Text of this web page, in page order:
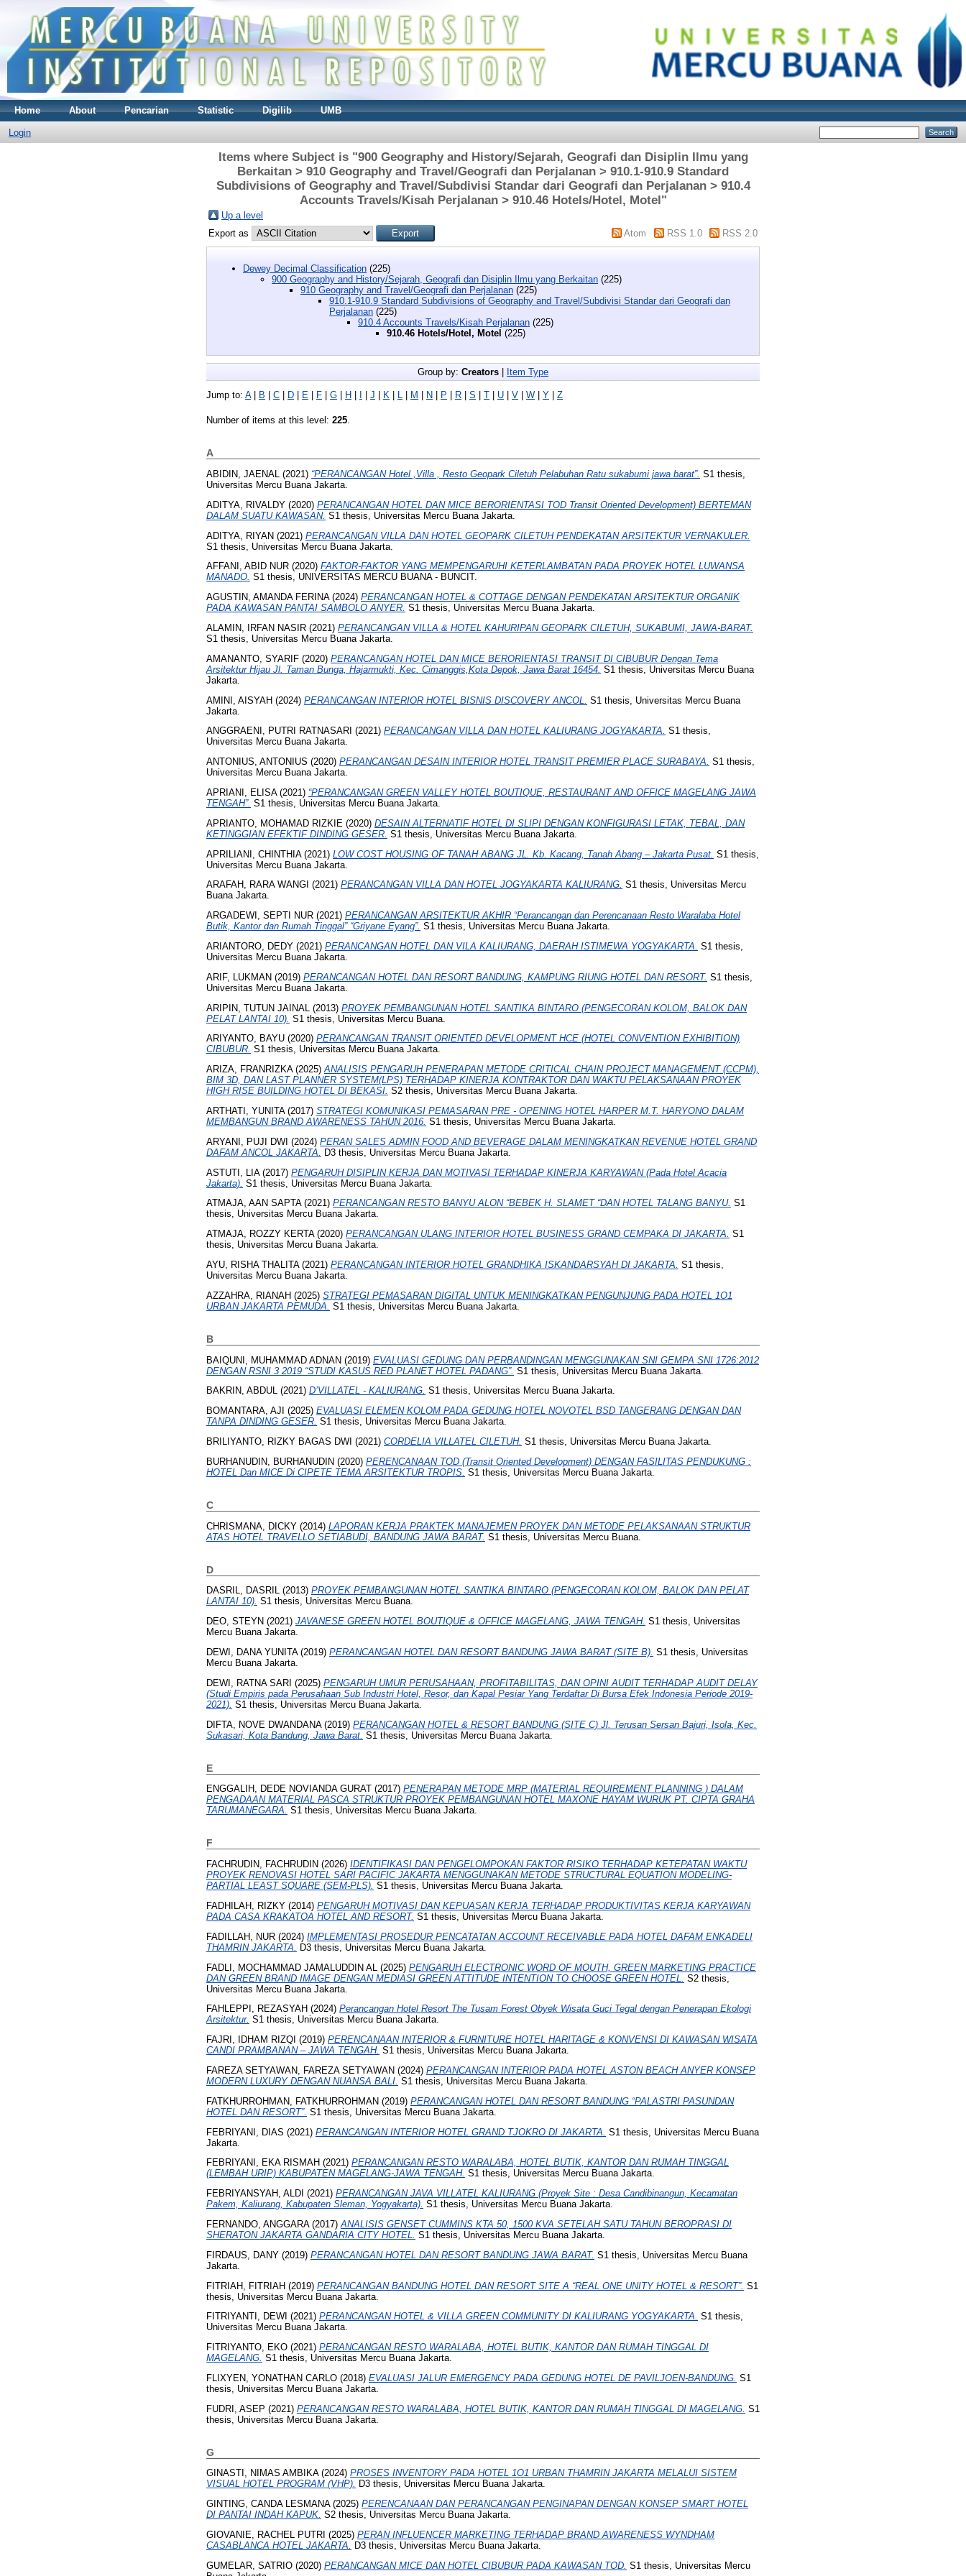
Home About Pencarian Statistic Digilib UMB
Login
Items where Subject is "900 Geography and History/Sejarah, Geografi dan Disiplin Ilmu yang
Berkaitan > 910 Geography and Travel/Geografi dan Perjalanan > 910.1-910.9 Standard
Subdivisions of Geography and Travel/Subdivisi Standar dari Geografi dan Perjalanan > 910.4
Accounts Travels/Kisah Perjalanan > 910.46 Hotels/Hotel, Motel"
Up a level
Export as
Atom RSS 1.0 RSS 2.0
Dewey Decimal Classification (225)
900 Geography and History/Sejarah, Geografi dan Disiplin Ilmu yang Berkaitan (225)
910 Geography and Travel/Geografi dan Perjalanan (225)
910.1-910.9 Standard Subdivisions of Geography and Travel/Subdivisi Standar dari Geografi dan
Perjalanan (225)
910.4 Accounts Travels/Kisah Perjalanan (225)
910.46 Hotels/Hotel, Motel (225)
Group by: Creators Item Type
Jump to: A| B C D E F G H J K L M N P R S T U V W Y Z
Number of items at this level: 225.
A
ABIDIN, JAENAL (2021) “PERANCANGAN Hotel ,Villa , Resto Geopark Ciletuh Pelabuhan Ratu sukabumi jawa barat”. S1 thesis,
Universitas Mercu Buana Jakarta.
ADITYA, RIVALDY (2020) PERANCANGAN HOTEL DAN MICE BERORIENTASI TOD Transit Oriented Development) BERTEMAN
DALAM SUATU KAWASAN. S1 thesis, Universitas Mercu Buana Jakarta.
ADITYA, RIYAN (2021) PERANCANGAN VILLA DAN HOTEL GEOPARK CILETUH PENDEKATAN ARSITEKTUR VERNAKULER.
S1 thesis, Universitas Mercu Buana Jakarta.
AFFANI, ABID NUR (2020) FAKTOR-FAKTOR YANG MEMPENGARUHI KETERLAMBATAN PADA PROYEK HOTEL LUWANSA
MANADO. S1 thesis, UNIVERSITAS MERCU BUANA - BUNCIT.
AGUSTIN, AMANDA FERINA(2024) PERANCANGAN HOTEL & COTTAGE DENGAN PENDEKATAN ARSITEKTUR ORGANIK
PADA KAWASAN PANTAI SAMBOLO ANYER. S1 thesis, Universitas Mercu Buana Jakarta.
ALAMIN, IRFAN NASIR (2021) PERANCANGAN VILLA & HOTEL KAHURIPAN GEOPARK CILETUH, SUKABUMI, JAWA-BARAT.
S1 thesis, Universitas Mercu Buana Jakarta.
AMANANTO, SYARIF (2020) PERANCANGAN HOTEL DAN MICE BERORIENTASI TRANSIT DI CIBUBUR Dengan Tema
Arsitektur Hijau Jl. Taman Bunga, Hajarmukti, Kec. Cimanggis,Kota Depok, Jawa Barat 16454. S1 thesis, Universitas Mercu Buana
Jakarta.
AMINI, AISYAH (2024) PERANCANGAN INTERIOR HOTEL BISNIS DISCOVERY ANCOL.
S1 thesis, Universitas Mercu Buana
Jakarta.
ANGGRAENI, PUTRI RATNASARI (2021) PERANCANGAN VILLA DAN HOTEL KALIURANG JOGYAKARTA. S1 thesis,
Universitas Mercu Buana Jakarta.
ANTONIUS, ANTONIUS (2020) PERANCANGAN DESAIN INTERIOR HOTEL TRANSIT PREMIER PLACE SURABAYA. S1 thesis,
Universitas Mercu Buana Jakarta.
APRIANI, ELISA(2021) “PERANCANGAN GREEN VALLEY HOTEL BOUTIQUE, RESTAURANT AND OFFICE MAGELANG JAWA
TENGAH”. S1 thesis, Universitas Mercu Buana Jakarta.
APRIANTO, MOHAMAD RIZKIE (2020) DESAIN ALTERNATIF HOTEL DI SLIPI DENGAN KONFIGURASI LETAK, TEBAL, DAN
KETINGGIAN EFEKTIF DINDING GESER. S1 thesis, Universitas Mercu Buana Jakarta.
APRILIANI, CHINTHIA(2021) LOW COST HOUSING OF TANAH ABANG JL. Kb. Kacang, Tanah Abang – Jakarta Pusat. S1 thesis,
Universitas Mercu Buana Jakarta.
ARAFAH, RARA WANGI (2021) PERANCANGAN VILLA DAN HOTEL JOGYAKARTA KALIURANG. S1 thesis, Universitas Mercu
Buana Jakarta.
ARGADEWI, SEPTI NUR (2021) PERANCANGAN ARSITEKTUR AKHIR “Perancangan dan Perencanaan Resto Waralaba Hotel
Butik, Kantor dan Rumah Tinggal” “Griyane Eyang”. S1 thesis, Universitas Mercu Buana Jakarta.
ARIANTORO, DEDY (2021) PERANCANGAN HOTEL DAN VILA KALIURANG, DAERAH ISTIMEWA YOGYAKARTA. S1 thesis,
Universitas Mercu Buana Jakarta.
ARIF, LUKMAN (2019) PERANCANGAN HOTEL DAN RESORT BANDUNG, KAMPUNG RIUNG HOTEL DAN RESORT. S1 thesis,
Universitas Mercu Buana Jakarta.
ARIPIN, TUTUN JAINAL (2013) PROYEK PEMBANGUNAN HOTEL SANTIKA BINTARO (PENGECORAN KOLOM, BALOK DAN
PELAT LANTAI 10). S1 thesis, Universitas Mercu Buana.
ARIYANTO, BAYU (2020) PERANCANGAN TRANSIT ORIENTED DEVELOPMENT HCE (HOTEL CONVENTION EXHIBITION)
CIBUBUR. S1 thesis, Universitas Mercu Buana Jakarta.
ARIZA, FRANRIZKA(2025)ANALISIS PENGARUH PENERAPAN METODE CRITICAL CHAIN PROJECT MANAGEMENT (CCPM),
BIM 3D, DAN LAST PLANNER SYSTEM(LPS) TERHADAP KINERJA KONTRAKTOR DAN WAKTU PELAKSANAAN PROYEK
HIGH RISE BUILDING HOTEL DI BEKASI. S2 thesis, Universitas Mercu Buana Jakarta.
ARTHATI, YUNITA(2017) STRATEGI KOMUNIKASI PEMASARAN PRE - OPENING HOTEL HARPER M.T. HARYONO DALAM
MEMBANGUN BRAND AWARENESS TAHUN 2016. S1 thesis, Universitas Mercu Buana Jakarta.
ARYANI, PUJI DWI (2024) PERAN SALES ADMIN FOOD AND BEVERAGE DALAM MENINGKATKAN REVENUE HOTEL GRAND
DAFAM ANCOL JAKARTA.
D3 thesis, Universitas Mercu Buana Jakarta.
ASTUTI, LIA(2017) PENGARUH DISIPLIN KERJA DAN MOTIVASI TERHADAP KINERJA KARYAWAN (Pada Hotel Acacia
Jakarta). S1 thesis, Universitas Mercu Buana Jakarta.
ATMAJA, AAN SAPTA(2021) PERANCANGAN RESTO BANYU ALON “BEBEK H. SLAMET “DAN HOTEL TALANG BANYU. S1
thesis, Universitas Mercu Buana Jakarta.
ATMAJA, ROZZY KERTA(2020) PERANCANGAN ULANG INTERIOR HOTEL BUSINESS GRAND CEMPAKA DI JAKARTA. S1
thesis, Universitas Mercu Buana Jakarta.
AYU, RISHA THALITA(2021) PERANCANGAN INTERIOR HOTEL GRANDHIKA ISKANDARSYAH DI JAKARTA. S1 thesis,
Universitas Mercu Buana Jakarta.
AZZAHRA, RIANAH (2025) STRATEGI PEMASARAN DIGITAL UNTUK MENINGKATKAN PENGUNJUNG PADA HOTEL 1O1
URBAN JAKARTA PEMUDA. S1 thesis, Universitas Mercu Buana Jakarta.
B
BAIQUNI, MUHAMMAD ADNAN (2019) EVALUASI GEDUNG DAN PERBANDINGAN MENGGUNAKAN SNI GEMPA SNI 1726:2012
DENGAN RSNI 3 2019 “STUDI KASUS RED PLANET HOTEL PADANG”. S1 thesis, Universitas Mercu Buana Jakarta.
BAKRIN, ABDUL (2021) D’VILLATEL - KALIURANG. S1 thesis, Universitas Mercu Buana Jakarta.
BOMANTARA, AJI (2025) EVALUASI ELEMEN KOLOM PADA GEDUNG HOTEL NOVOTEL BSD TANGERANG DENGAN DAN
TANPA DINDING GESER. S1 thesis, Universitas Mercu Buana Jakarta.
BRILIYANTO, RIZKY BAGAS DWI (2021) CORDELIA VILLATEL CILETUH. S1 thesis, Universitas Mercu Buana Jakarta.
BURHANUDIN, BURHANUDIN (2020) PERENCANAAN TOD (Transit Oriented Development) DENGAN FASILITAS PENDUKUNG :
HOTEL Dan MICE Di CIPETE TEMA ARSITEKTUR TROPIS. S1 thesis, Universitas Mercu Buana Jakarta.
C
CHRISMANA, DICKY (2014) LAPORAN KERJA PRAKTEK MANAJEMEN PROYEK DAN METODE PELAKSANAAN STRUKTUR
ATAS HOTEL TRAVELLO SETIABUDI, BANDUNG JAWA BARAT. S1 thesis, Universitas Mercu Buana.
D
DASRIL, DASRIL (2013) PROYEK PEMBANGUNAN HOTEL SANTIKA BINTARO (PENGECORAN KOLOM, BALOK DAN PELAT
LANTAI 10). S1 thesis, Universitas Mercu Buana.
DEO, STEYN (2021) JAVANESE GREEN HOTEL BOUTIQUE & OFFICE MAGELANG, JAWA TENGAH. S1 thesis, Universitas
Mercu Buana Jakarta.
DEWI, DANA YUNITA(2019) PERANCANGAN HOTEL DAN RESORT BANDUNG JAWA BARAT (SITE B). S1 thesis, Universitas
Mercu Buana Jakarta.
DEWI, RATNA SARI (2025) PENGARUH UMUR PERUSAHAAN, PROFITABILITAS, DAN OPINI AUDIT TERHADAP AUDIT DELAY
(Studi Empiris pada Perusahaan Sub Industri Hotel, Resor, dan Kapal Pesiar Yang Terdaftar Di Bursa Efek Indonesia Periode 2019-
2021). S1 thesis, Universitas Mercu Buana Jakarta.
DIFTA, NOVE DWANDANA(2019) PERANCANGAN HOTEL & RESORT BANDUNG (SITE C) Jl. Terusan Sersan Bajuri, Isola, Kec.
Sukasari, Kota Bandung, Jawa Barat. S1 thesis, Universitas Mercu Buana Jakarta.
E
ENGGALIH, DEDE NOVIANDA GURAT (2017) PENERAPAN METODE MRP (MATERIAL REQUIREMENT PLANNING ) DALAM
PENGADAAN MATERIAL PASCA STRUKTUR PROYEK PEMBANGUNAN HOTEL MAXONE HAYAM WURUK PT. CIPTA GRAHA
TARUMANEGARA. S1 thesis, Universitas Mercu Buana Jakarta.
F
FACHRUDIN, FACHRUDIN (2026) IDENTIFIKASI DAN PENGELOMPOKAN FAKTOR RISIKO TERHADAP KETEPATAN WAKTU
PROYEK RENOVASI HOTEL SARI PACIFIC JAKARTA MENGGUNAKAN METODE STRUCTURAL EQUATION MODELING-
PARTIAL LEAST SQUARE (SEM-PLS). S1 thesis, Universitas Mercu Buana Jakarta.
FADHILAH, RIZKY (2014) PENGARUH MOTIVASI DAN KEPUASAN KERJA TERHADAP PRODUKTIVITAS KERJA KARYAWAN
PADA CASA KRAKATOA HOTEL AND RESORT. S1 thesis, Universitas Mercu Buana Jakarta.
FADILLAH, NUR (2024) IMPLEMENTASI PROSEDUR PENCATATAN ACCOUNT RECEIVABLE PADA HOTEL DAFAM ENKADELI
THAMRIN JAKARTA.
D3 thesis, Universitas Mercu Buana Jakarta.
FADLI, MOCHAMMAD JAMALUDDIN AL (2025) PENGARUH ELECTRONIC WORD OF MOUTH, GREEN MARKETING PRACTICE
DAN GREEN BRAND IMAGE DENGAN MEDIASI GREEN ATTITUDE INTENTION TO CHOOSE GREEN HOTEL.
S2 thesis,
Universitas Mercu Buana Jakarta.
FAHLEPPI, REZASYAH (2024) Perancangan Hotel Resort The Tusam Forest Obyek Wisata Guci Tegal dengan Penerapan Ekologi
Arsitektur. S1 thesis, Universitas Mercu Buana Jakarta.
FAJRI, IDHAM RIZQI (2019) PERENCANAAN INTERIOR & FURNITURE HOTEL HARITAGE & KONVENSI DI KAWASAN WISATA
CANDI PRAMBANAN – JAWA TENGAH. S1 thesis, Universitas Mercu Buana Jakarta.
FAREZA SETYAWAN, FAREZA SETYAWAN (2024) PERANCANGAN INTERIOR PADA HOTEL ASTON BEACH ANYER KONSEP
MODERN LUXURY DENGAN NUANSA BALI. S1 thesis, Universitas Mercu Buana Jakarta.
FATKHURROHMAN, FATKHURROHMAN (2019) PERANCANGAN HOTEL DAN RESORT BANDUNG “PALASTRI PASUNDAN
HOTEL DAN RESORT”. S1 thesis, Universitas Mercu Buana Jakarta.
FEBRIYANI, DIAS (2021) PERANCANGAN INTERIOR HOTEL GRAND TJOKRO DI JAKARTA. S1 thesis, Universitas Mercu Buana
Jakarta.
FEBRIYANI, EKA RISMAH (2021) PERANCANGAN RESTO WARALABA, HOTEL BUTIK, KANTOR DAN RUMAH TINGGAL
(LEMBAH URIP) KABUPATEN MAGELANG-JAWA TENGAH. S1 thesis, Universitas Mercu Buana Jakarta.
FEBRIYANSYAH, ALDI (2021) PERANCANGAN JAVA VILLATEL KALIURANG (Proyek Site : Desa Candibinangun, Kecamatan
Pakem, Kaliurang, Kabupaten Sleman, Yogyakarta). S1 thesis, Universitas Mercu Buana Jakarta.
FERNANDO, ANGGARA(2017) ANALISIS GENSET CUMMINS KTA 50, 1500 KVA SETELAH SATU TAHUN BEROPRASI DI
SHERATON JAKARTA GANDARIA CITY HOTEL.
S1 thesis, Universitas Mercu Buana Jakarta.
FIRDAUS, DANY (2019) PERANCANGAN HOTEL DAN RESORT BANDUNG JAWA BARAT. S1 thesis, Universitas Mercu Buana
Jakarta.
FITRIAH, FITRIAH (2019) PERANCANGAN BANDUNG HOTEL DAN RESORT SITE A “REAL ONE UNITY HOTEL & RESORT”. S1
thesis, Universitas Mercu Buana Jakarta.
FITRIYANTI, DEWI (2021) PERANCANGAN HOTEL & VILLA GREEN COMMUNITY DI KALIURANG YOGYAKARTA. S1 thesis,
Universitas Mercu Buana Jakarta.
FITRIYANTO, EKO (2021) PERANCANGAN RESTO WARALABA, HOTEL BUTIK, KANTOR DAN RUMAH TINGGAL DI
MAGELANG. S1 thesis, Universitas Mercu Buana Jakarta.
FLIXYEN, YONATHAN CARLO (2018) EVALUASI JALUR EMERGENCY PADA GEDUNG HOTEL DE PAVILJOEN-BANDUNG. S1
thesis, Universitas Mercu Buana Jakarta.
FUDRI, ASEP (2021) PERANCANGAN RESTO WARALABA, HOTEL BUTIK, KANTOR DAN RUMAH TINGGAL DI MAGELANG. S1
thesis, Universitas Mercu Buana Jakarta.
G
GINASTI, NIMAS AMBIKA(2024) PROSES INVENTORY PADA HOTEL 1O1 URBAN THAMRIN JAKARTA MELALUI SISTEM
VISUAL HOTEL PROGRAM (VHP). D3 thesis, Universitas Mercu Buana Jakarta.
GINTING, CANDA LESMANA(2025) PERENCANAAN DAN PERANCANGAN PENGINAPAN DENGAN KONSEP SMART HOTEL
DI PANTAI INDAH KAPUK. S2 thesis, Universitas Mercu Buana Jakarta.
GIOVANIE, RACHEL PUTRI (2025) PERAN INFLUENCER MARKETING TERHADAP BRAND AWARENESS WYNDHAM
CASABLANCA HOTEL JAKARTA. D3 thesis, Universitas Mercu Buana Jakarta.
GUMELAR, SATRIO (2020) PERANCANGAN MICE DAN HOTEL CIBUBUR PADA KAWASAN TOD. S1 thesis, Universitas Mercu